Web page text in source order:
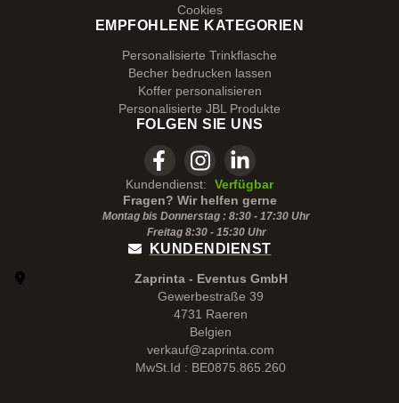
Cookies
EMPFOHLENE KATEGORIEN
Personalisierte Trinkflasche
Becher bedrucken lassen
Koffer personalisieren
Personalisierte JBL Produkte
FOLGEN SIE UNS
Kundendienst:
Verfügbar
Fragen? Wir helfen gerne
Montag bis Donnerstag : 8:30 - 17:30 Uhr
Freitag 8:30 - 15:30Uhr
KUNDENDIENST
Zaprinta - Eventus GmbH
Gewerbestraße 39
4731 Raeren
Belgien
verkauf@zaprinta.com
MwSt.Id : BE0875.865.260